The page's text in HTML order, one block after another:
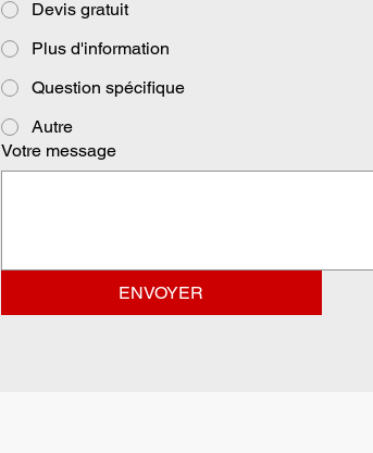
Devis gratuit
Plus d'information
Question spécifique
Autre
Votre message
ENVOYER